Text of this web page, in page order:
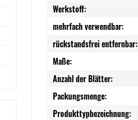
Werkstoff:
mehrfach verwendbar:
rückstandsfrei entfernbar:
Maße:
Anzahl der Blätter:
Packungsmenge:
Produkttypbezeichnung: